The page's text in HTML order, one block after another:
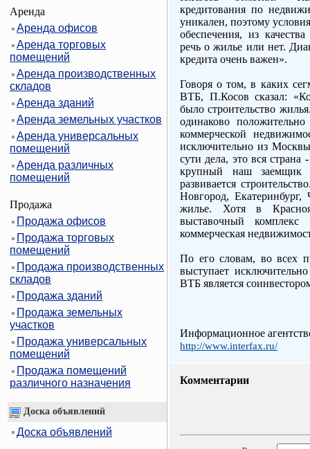
Аренда
Аренда офисов
Аренда торговых
помещений
Аренда производственных
складов
Аренда зданий
Аренда земельных участков
Аренда универсальных
помещений
Аренда различных
помещений
Продажа
Продажа офисов
Продажа торговых
помещений
Продажа производственных
складов
Продажа зданий
Продажа земельных
участков
Продажа универсальных
помещений
Продажа помещений
различного назначения
Доска объявлений
Доска объявлений
кредитования по
уникален, поэтому
обеспечения, из
речь о жилье или нет.
кредита очень важен».
Говоря о том, в каких
ВТБ, П.Косов сказал:
было строительство
одинаково
коммерческой
исключительно из
сути дела, это вся
крупный наш заемщик
развивается
Новгород,
жилье. Хотя в
выставочный
коммерческая
По его словам, во всех
выступает
ВТБ является
Информационное
http://www.interfax.ru/
Комментарии